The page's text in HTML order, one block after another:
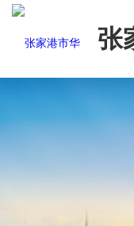
张
司